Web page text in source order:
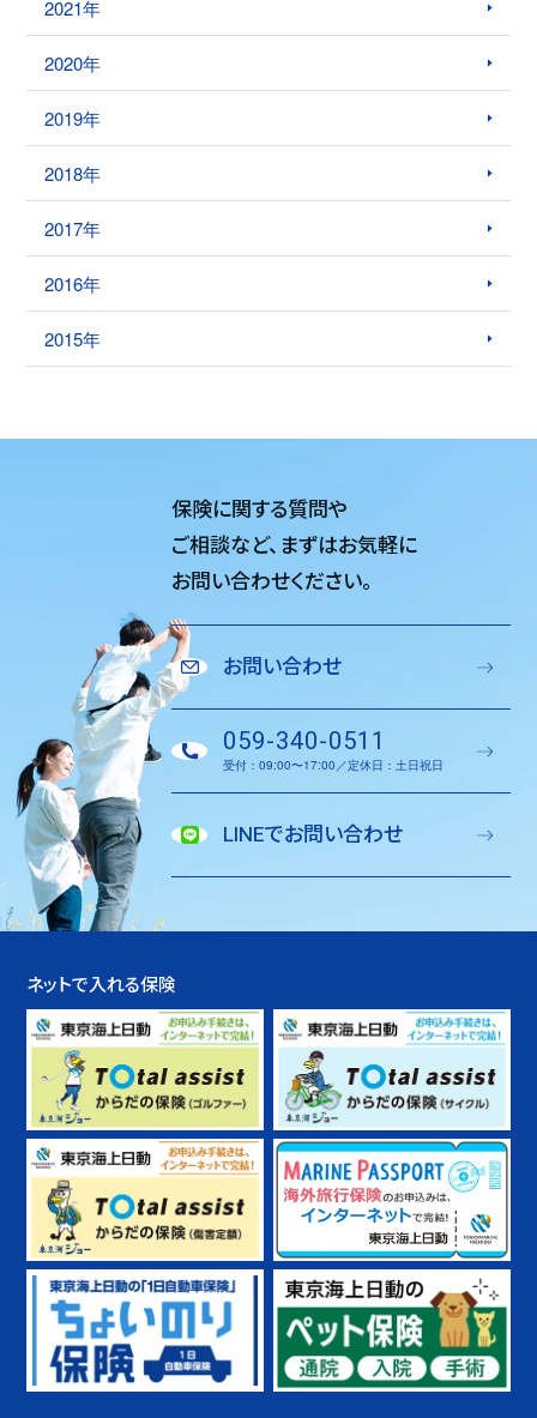
2021年
2020年
2019年
2018年
2017年
2016年
2015年
保険に関する質問や
ご相談など、 まずはお気軽に
お問い合わせください。
お問い合わせ
059-340-0511
受付：09:00〜17:00／定休日：土日祝日
LINEでお問い合わせ
ネットで入れる保険